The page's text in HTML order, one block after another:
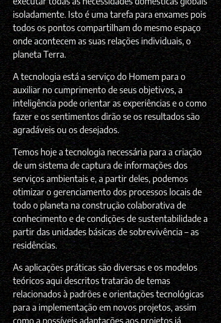
isoladamente. Isto é uma tarefa para enxames pois
todos os pontos compartilham do mesmo espaço
onde acontecem as suas relações individuais, o
planeta Terra.
A tecnologia está a serviço do Homem para o
auxiliar no cumprimento de seus objetivos, a
inteligência pode orientar as experiências e o como
fazer e os sentimentos dirão se os resultados são
agradáveis ou os desejados.
Temos hoje a tecnologia necessária para a criação
de um sistema de captura de informações dos
serviços ambientais e, a partir deles, podemos
otimizar o gerenciamento dos processos locais de
todo o planeta na construção colaborativa de
conhecimento e de condições de sustentabilidade a
partir das unidades básicas de sobrevivência – as
residências.
As aplicações práticas são diversas e os modelos
teóricos aqui descritos tratarão de temas
relacionados à padrões e orientações tecnológicas
para a implementação em novos projetos, assim
como a possíveis adaptações aos projetos já